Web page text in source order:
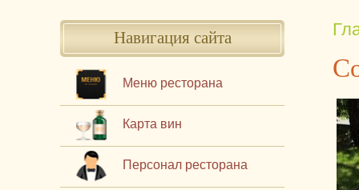
Навигация сайта
Меню ресторана
Карта вин
Персонал ресторана